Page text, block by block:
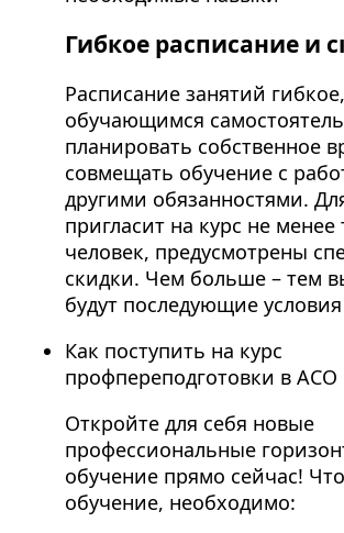
Гибкое расписание и
Расписание занятий
обучающимся
планировать собственное
совмещать обучение с
другими обязанностями.
пригласит на курс не менее
человек, предусмотрены
скидки. Чем больше – тем
будут последующие
Как поступить на курс
профпереподготовки в
Откройте для себя новые
профессиональные
обучение прямо сейчас!
обучение, необходимо: